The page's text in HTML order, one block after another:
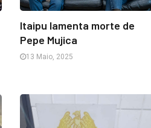
Itaipu lamenta morte de
Pepe Mujica
13 Maio, 2025